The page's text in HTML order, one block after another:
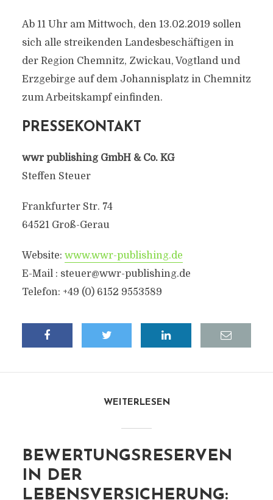
Ab 11 Uhr am Mittwoch, den 13.02.2019 sollen
sich alle streikenden Landesbeschäftigen in
der Region Chemnitz, Zwickau, Vogtland und
Erzgebirge auf dem Johannisplatz in Chemnitz
zum Arbeitskampf einfinden.
PRESSEKONTAKT
wwr publishing GmbH & Co. KG
Steffen Steuer
Frankfurter Str. 74
64521 Groß-Gerau
Website: www.wwr-publishing.de
E-Mail : steuer@wwr-publishing.de
Telefon: +49 (0) 6152 9553589
WEITERLESEN
BEWERTUNGSRESERVEN
IN DER
LEBENSVERSICHERUNG: